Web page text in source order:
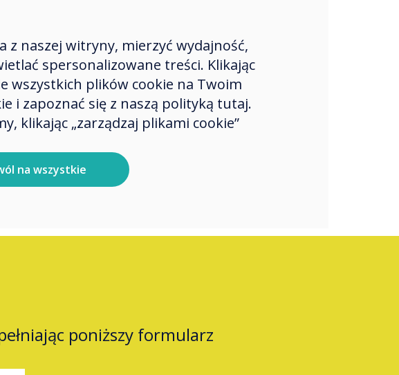
poniższy formularz
naszej witryny, mierzyć wydajność,
spersonalizowane treści. Klikając
wszystkich plików cookie na Twoim
i zapoznać się z naszą polityką tutaj.
klikając „zarządzaj plikami cookie”
na wszystkie